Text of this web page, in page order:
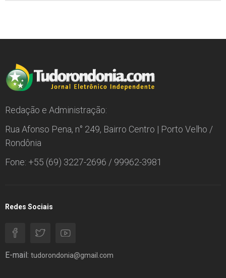
Redação e Administração:
Rua Afonso Pena, n° 249, Bairro Centro | Porto Velho /
Rondônia
Fone: +55 (69) 3227-2696 / 99962-3981
Redes Sociais
E-mail: tudorondonia@gmail.com